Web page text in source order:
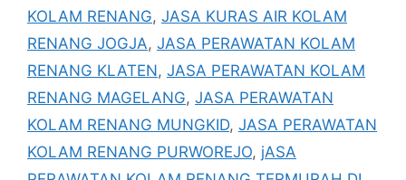
KOLAM RENANG, JASA KURAS AIR KOLAM
RENANG JOGJA, JASA PERAWATAN KOLAM
RENANG KLATEN, JASA PERAWATAN KOLAM
RENANG MAGELANG, JASA PERAWATAN
KOLAM RENANG MUNGKID, JASA PERAWATAN
KOLAM RENANG PURWOREJO, jASA